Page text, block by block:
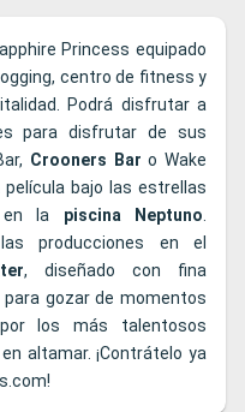
Princess equipado
centro de fitness y
Podrá disfrutar a
para disfrutar de sus
Crooners Bar o Wake
bajo las estrellas
en la piscina Neptuno.
producciones en el
, diseñado con fina
gozar de momentos
los más talentosos
altamar. ¡Contrátelo ya